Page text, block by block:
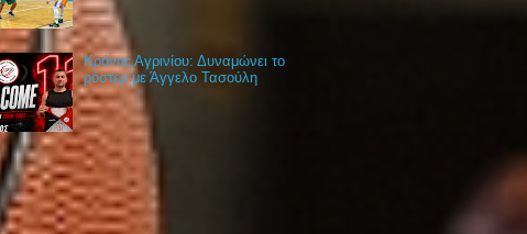
Κρόνος Αγρινίου: Δυναμώνει το
ρόστερ με Άγγελο Τασούλη